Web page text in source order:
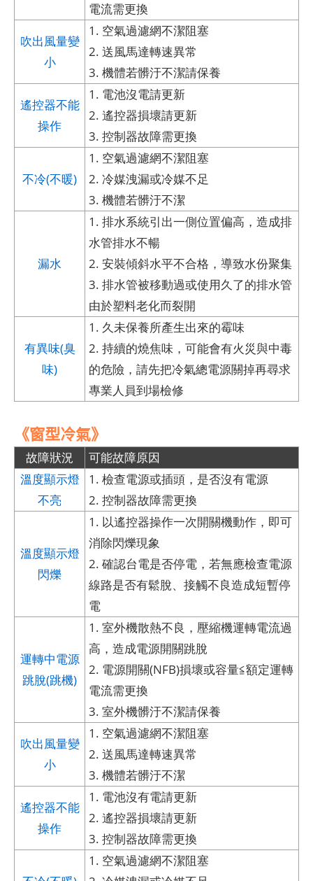
電流需更換
吹出風量變
小
1. 空氣過濾網不潔阻塞
2. 送風馬達轉速異常
3. 機體若髒汙不潔請保養
遙控器不能
操作
1. 電池沒電請更新
2. 遙控器損壞請更新
3. 控制器故障需更換
不冷(不暖)
1. 空氣過濾網不潔阻塞
2. 冷媒洩漏或冷媒不足
3. 機體若髒汙不潔
漏水
1. 排水系統引出一側位置偏高，造成排
水管排水不暢
2. 安裝傾斜水平不合格，導致水份聚集
3. 排水管被移動過或使用久了的排水管
由於塑料老化而裂開
有異味(臭
味)
1. 久未保養所產生出來的霉味
2. 持續的燒焦味，可能會有火災與中毒
的危險，請先把冷氣總電源關掉再尋求
專業人員到場檢修
《窗型冷氣》
故障狀況
可能故障原因
溫度顯示燈
不亮
1. 檢查電源或插頭，是否沒有電源
2. 控制器故障需更換
溫度顯示燈
閃爍
1. 以遙控器操作一次開關機動作，即可
消除閃爍現象
2. 確認台電是否停電，若無應檢查電源
線路是否有鬆脫、接觸不良造成短暫停
電
運轉中電源
跳脫(跳機)
1. 室外機散熱不良，壓縮機運轉電流過
高，造成電源開關跳脫
2. 電源開關(NFB)損壞或容量≦額定運轉
電流需更換
3. 室外機髒汙不潔請保養
吹出風量變
小
1. 空氣過濾網不潔阻塞
2. 送風馬達轉速異常
3. 機體若髒汙不潔
遙控器不能
操作
1. 電池沒有電請更新
2. 遙控器損壞請更新
3. 控制器故障需更換
1. 空氣過濾網不潔阻塞